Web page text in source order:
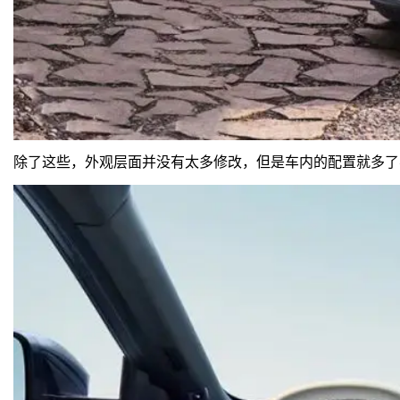
除了这些，外观层面并没有太多修改，但是车内的配置就多